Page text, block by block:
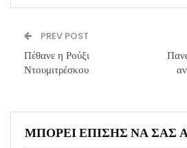
PREV POST
Πέθανε η Ρούξι
Ντουμιτρέσκου
ΜΠΟΡΕΊ ΕΠΊΣΗΣ ΝΑ ΣΑΣ